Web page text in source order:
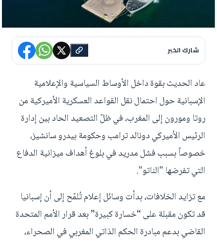
شارك الخبر
عاد الحديث بقوة داخل الأوساط السياسية والإعلامية
الإسبانية حول احتمال نقل القواعد العسكرية الأميركية من
روتا ومورون إلى المغرب، في ظلّ التصعيد الحاد بين إدارة
الرئيس الأميركي دونالد ترامب وحكومة بيدرو سانشيز،
خصوصاً بسبب فشل مدريد في بلوغ أهداف ميزانية الدفاع
التي تفرضها "الناتو".
مع تزايد الخلافات، بدأت وسائل إعلام تُلمّح إلى أن إسبانيا
قد تكون مقبلة على “خسارة كبيرة” بعد قرار الأمم المتحدة
القاضي بدعم مبادرة الحكم الذاتي المغربي في الصحراء،